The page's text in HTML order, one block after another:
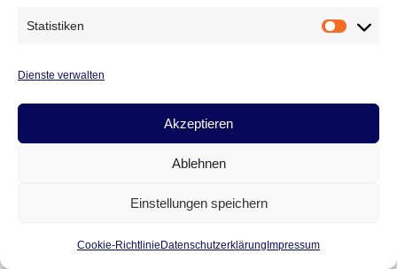
Statistiken
Dienste verwalten
Akzeptieren
Ablehnen
Einstellungen speichern
Cookie-Richtlinie Datenschutzerklärung Impressum